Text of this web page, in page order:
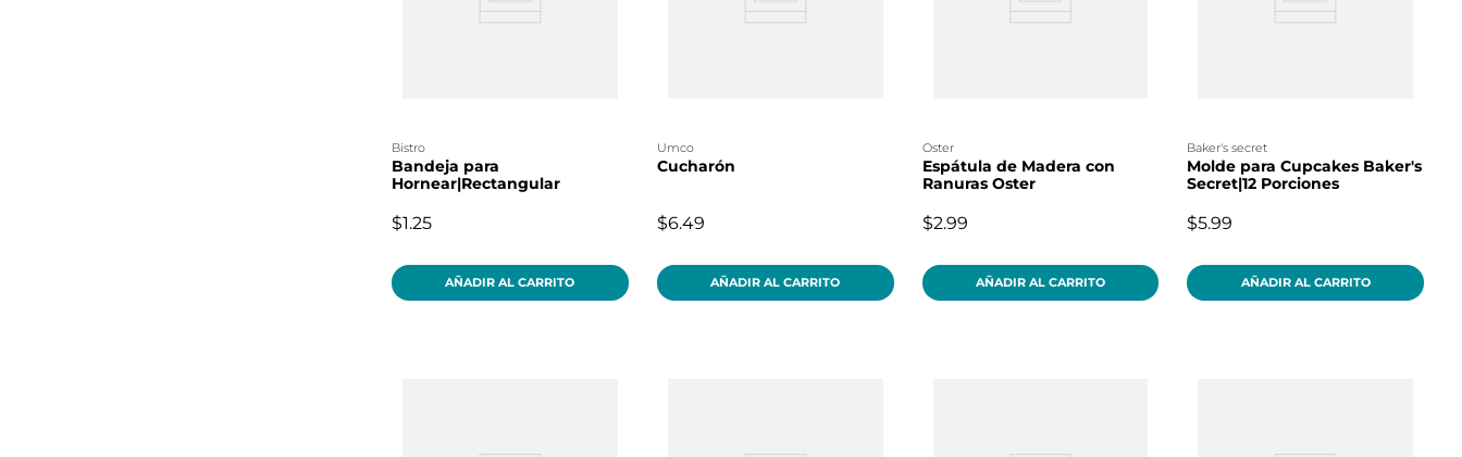
bistro
Bandeja para
Hornear|Rectangular
$1.25
AÑADIR AL CARRITO
umco
Cucharón
$6.49
AÑADIR AL CARRITO
oster
Espátula de Madera con
Ranuras Oster
$2.99
AÑADIR AL CARRITO
baker's secret
Molde para Cupcakes Baker's
Secret|12 Porciones
$5.99
AÑADIR AL CARRITO